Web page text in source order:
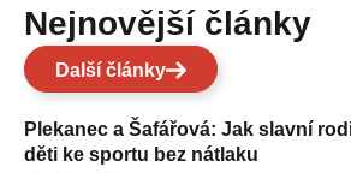
Nejnovější články
Další články
Plekanec a Šafářová: Jak slavní
děti ke sportu bez nátlaku